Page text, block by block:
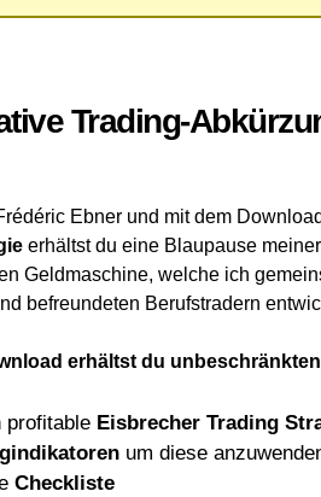
Trading-
Ebner und mit dem
erhältst du eine Blaupause
Geldmaschine, welche ich
befreundeten Berufstradern
erhältst du
profitable Eisbrecher Trading
um diese
Checkliste